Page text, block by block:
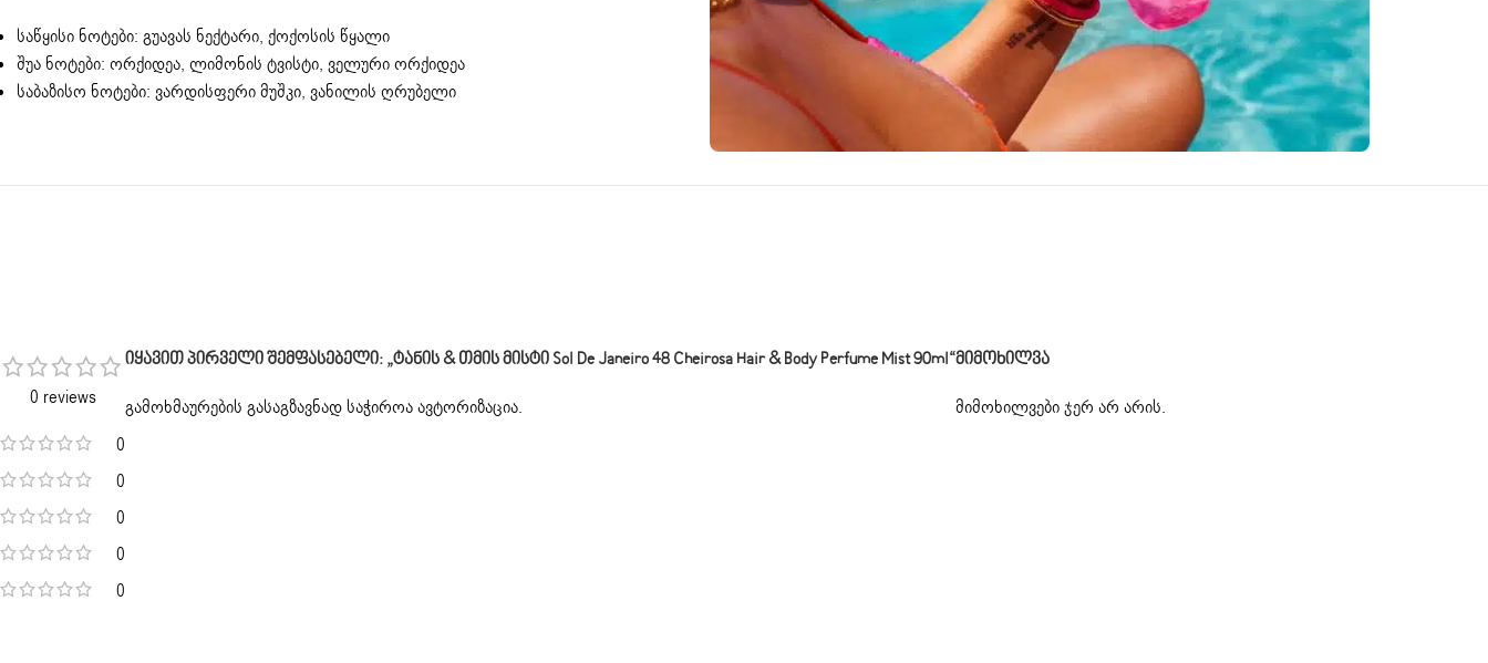
საწყისი ნოტები: გუავას ნექტარი, ქოქოსის წყალი
შუა ნოტები: ორქიდეა, ლიმონის ტვისტი, ველური ორქიდეა
საბაზისო ნოტები: ვარდისფერი მუშკი, ვანილის ღრუბელი
0 reviews
0
0
0
0
0
Მიმოხილვა
მიმოხილვები ჯერ არ არის.
Იყავით Პირველი Შემფასებელი: „ტანის & Თმის Მისტი Sol De Janeiro 48 Cheirosa Hair & Body Perfume Mist 90ml“
გამოხმაურების გასაგზავნად საჭიროაავტორიზაცია.